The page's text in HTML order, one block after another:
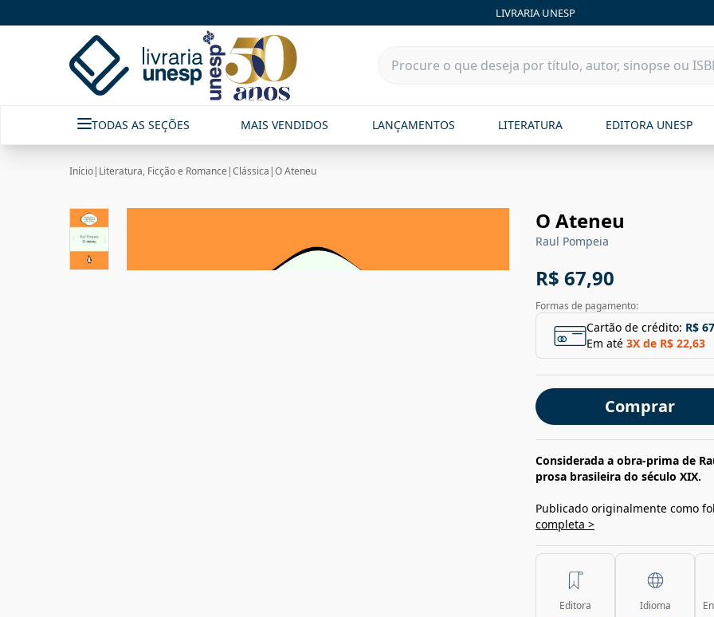
LIVRARIA UNESP
TODAS AS SEÇÕES MAIS VENDIDOS LANÇAMENTOS LITERATURA EDITORA UNESP
Início| Literatura, Ficção e Romance |Clássica |O Ateneu
O Ateneu
Raul Pompeia
R$ 67,90
Formas de pagamento:
Cartão de crédito: R$
Em até 3X de R$ 22,63
Comprar
Considerada a obra-prima de
prosa brasileira do século XIX.
Publicado originalmente como
completa >
Editora Idioma